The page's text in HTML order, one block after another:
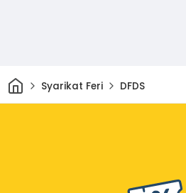
Rumah
Syarikat Feri DFDS